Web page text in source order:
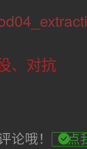
、对抗
论哦！ 点